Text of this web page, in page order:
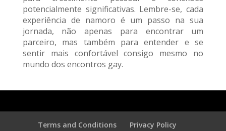
potencialmente significativas. Lembre-se, cada
experiência de namoro é um passo na sua
jornada, não apenas para encontrar um
parceiro, mas também para entender e se
sentir mais confortável consigo mesmo no
mundo dos encontros gay.
Terms and Conditions Privacy Policy